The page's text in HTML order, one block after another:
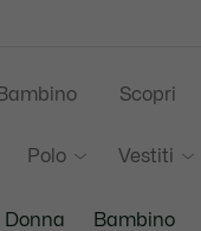
Polo Vestiti
Bambino Scopri
Donna Bambino